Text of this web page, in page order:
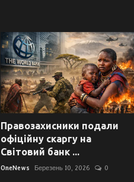
Правозахисники подали
офіційну скаргу на
Світовий банк ...
OneNews Березень 10, 2026 0